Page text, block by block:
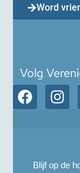
Word
Volg
Blijf op de